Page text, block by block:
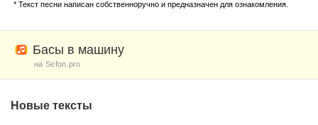
* Текст песни написан собственноручно и предназначен для ознакомления.
Басы в машину
на Sefon.pro
Новые тексты